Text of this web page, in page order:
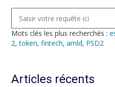
Mots clés les plus recherchés :
2,token, fintech, amld, PSD2
Articles récents